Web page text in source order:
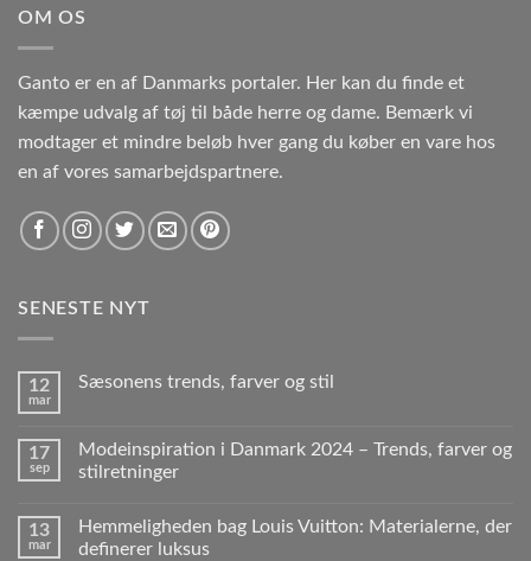
OM OS
Ganto er en af Danmarks portaler. Her kan du finde et
kæmpe udvalg af tøj til både herre og dame. Bemærk vi
modtager et mindre beløb hver gang du køber en vare hos
en af vores samarbejdspartnere.
SENESTE NYT
12
mar
Sæsonens trends, farver og stil
17
sep
Modeinspiration i Danmark 2024 – Trends, farver og
stilretninger
13
mar
Hemmeligheden bag Louis Vuitton: Materialerne, der
definerer luksus